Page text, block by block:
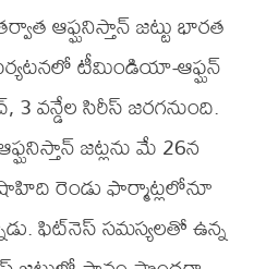
ఆఫ్ఘనిస్తాన్ జట్టు భారత
టీమిండియా-ఆఫ్ఘన్
3 వన్డేల సిరీస్ జరగనుంది.
జట్లను మే 26న
రెండు ఫార్మాట్లలోనూ
ఫిట్‌నెస్ సమస్యలతో ఉన్న